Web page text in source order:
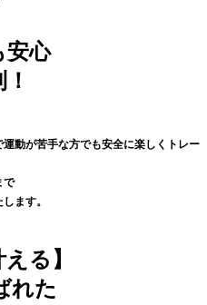
安心
動が苦手な方でも安全に楽しくトレー
で
ます。
る】
れた